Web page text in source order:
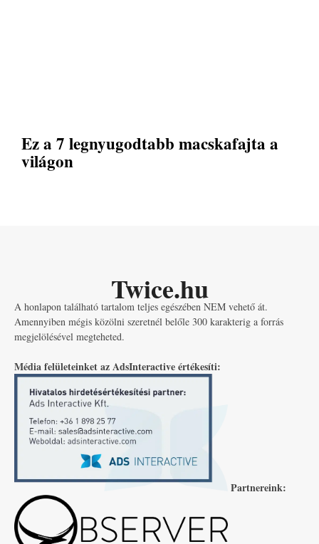
Ez a 7 legnyugodtabb macskafajta a
világon
Twice.hu
A honlapon található tartalom teljes egészében NEM vehető át.
Amennyiben mégis közölni szeretnél belőle 300 karakterig a forrás
megjelölésével megteheted.
Média felületeinket az AdsInteractive értékesíti:
Partnereink: